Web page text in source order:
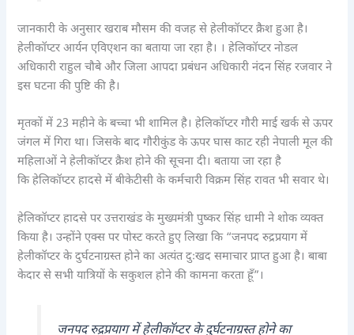
जानकारी के अनुसार खराब मौसम की वजह से हेलीकॉप्टर क्रैश हुआ है।
हेलीकॉप्टर आर्यन एविएशन का बताया जा रहा है। । हेलिकॉप्टर नोडल
अधिकारी राहुल चौबे और जिला आपदा प्रबंधन अधिकारी नंदन सिंह रजवार ने
इस घटना की पुष्टि की है।
मृतकों में 23 महीने के बच्चा भी शामिल है। हेलिकॉप्टर गौरी माई खर्क से ऊपर
जंगल में गिरा था। जिसके बाद गौरीकुंड के ऊपर घास काट रही नेपाली मूल की
महिलाओं ने हेलीकॉप्टर क्रैश होने की सूचना दी। बताया जा रहा है
कि हेलिकॉप्टर हादसे में बीकेटीसी के कर्मचारी विक्रम सिंह रावत भी सवार थे।
हेलिकॉप्टर हादसे पर उत्तराखंड के मुख्यमंत्री पुष्कर सिंह धामी ने शोक व्यक्त
किया है। उन्होंने एक्स पर पोस्ट करते हुए लिखा कि “जनपद रुद्रप्रयाग में
हेलीकॉप्टर के दुर्घटनाग्रस्त होने का अत्यंत दुःखद समाचार प्राप्त हुआ है। बाबा
केदार से सभी यात्रियों के सकुशल होने की कामना करता हूँ”।
जनपद रुद्रप्रयाग में हेलीकॉप्टर के दुर्घटनाग्रस्त होने का